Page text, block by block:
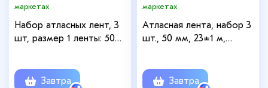
маркетах
Набор атласных лент, 3
шт, размер 1 ленты: 50
Завтра
маркетах
Атласная лента, набор 3
шт., 50 мм, 23±1 м,
Завтра